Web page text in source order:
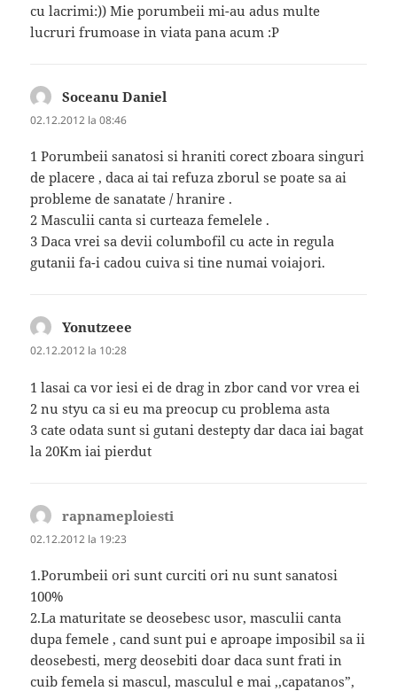
cu lacrimi:)) Mie porumbeii mi-au adus multe
lucruri frumoase in viata pana acum :P
Soceanu Daniel
02.12.2012 la 08:46
1 Porumbeii sanatosi si hraniti corect zboara singuri
de placere , daca ai tai refuza zborul se poate sa ai
probleme de sanatate / hranire .
2 Masculii canta si curteaza femelele .
3 Daca vrei sa devii columbofil cu acte in regula
gutanii fa-i cadou cuiva si tine numai voiajori.
Yonutzeee
02.12.2012 la 10:28
1 lasai ca vor iesi ei de drag in zbor cand vor vrea ei
2 nu styu ca si eu ma preocup cu problema asta
3 cate odata sunt si gutani destepty dar daca iai bagat
la 20Km iai pierdut
rapnameploiesti
02.12.2012 la 19:23
1.Porumbeii ori sunt curciti ori nu sunt sanatosi
100%
2.La maturitate se deosebesc usor, masculii canta
dupa femele , cand sunt pui e aproape imposibil sa ii
deosebesti, merg deosebiti doar daca sunt frati in
cuib femela si mascul, masculul e mai ,,capatanos”,